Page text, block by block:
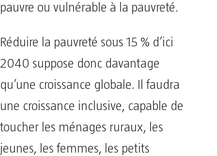
pauvre ou vulnérable à la pauvreté.
Réduire la pauvreté sous 15 % d’ici
2040 suppose donc davantage
qu’une croissance globale. Il faudra
une croissance inclusive, capable de
toucher les ménages ruraux, les
jeunes, les femmes, les petits